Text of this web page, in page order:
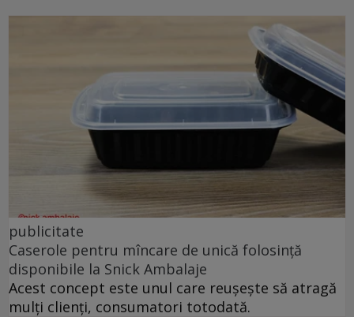
publicitate
Caserole pentru mîncare de unică folosință
disponibile la Snick Ambalaje
Acest concept este unul care reușește să atragă
mulți clienți, consumatori totodată.